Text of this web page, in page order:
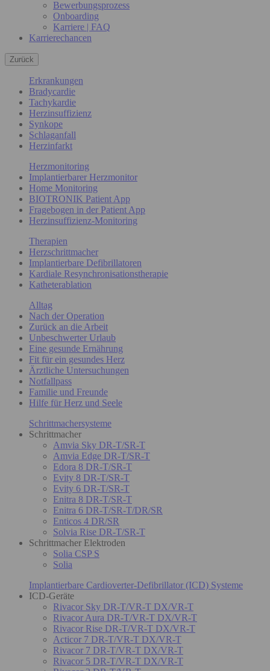
Bewerbungsprozess
Onboarding
Karriere | FAQ
Karrierechancen
Zurück
Erkrankungen
Bradycardie
Tachykardie
Herzinsuffizienz
Synkope
Schlaganfall
Herzinfarkt
Herzmonitoring
Implantierbarer Herzmonitor
Home Monitoring
BIOTRONIK Patient App
Fragebogen in der Patient App
Herzinsuffizienz-Monitoring
Therapien
Herzschrittmacher
Implantierbare Defibrillatoren
Kardiale Resynchronisationstherapie
Katheterablation
Alltag
Nach der Operation
Zurück an die Arbeit
Unbeschwerter Urlaub
Eine gesunde Ernährung
Fit für ein gesundes Herz
Ärztliche Untersuchungen
Notfallpass
Familie und Freunde
Hilfe für Herz und Seele
Schrittmachersysteme
Schrittmacher
Amvia Sky DR-T/SR-T
Amvia Edge DR-T/SR-T
Edora 8 DR-T/SR-T
Evity 8 DR-T/SR-T
Evity 6 DR-T/SR-T
Enitra 8 DR-T/SR-T
Enitra 6 DR-T/SR-T/DR/SR
Enticos 4 DR/SR
Solvia Rise DR-T/SR-T
Schrittmacher Elektroden
Solia CSP S
Solia
Implantierbare Cardioverter-Defibrillator (ICD) Systeme
ICD-Geräte
Rivacor Sky DR-T/VR-T DX/VR-T
Rivacor Aura DR-T/VR-T DX/VR-T
Rivacor Rise DR-T/VR-T DX/VR-T
Acticor 7 DR-T/VR-T DX/VR-T
Rivacor 7 DR-T/VR-T DX/VR-T
Rivacor 5 DR-T/VR-T DX/VR-T